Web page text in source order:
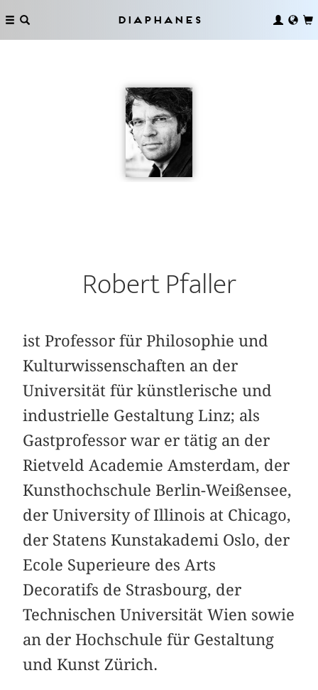
Diaphanes
Robert Pfaller
ist Professor für Philosophie und
Kulturwissenschaften an der
Universität für künstlerische und
industrielle Gestaltung Linz; als
Gastprofessor war er tätig an der
Rietveld Academie Amsterdam, der
Kunsthochschule Berlin-Weißensee,
der University of Illinois at Chicago,
der Statens Kunstakademi Oslo, der
Ecole Superieure des Arts
Decoratifs de Strasbourg, der
Technischen Universität Wien sowie
an der Hochschule für Gestaltung
und Kunst Zürich.